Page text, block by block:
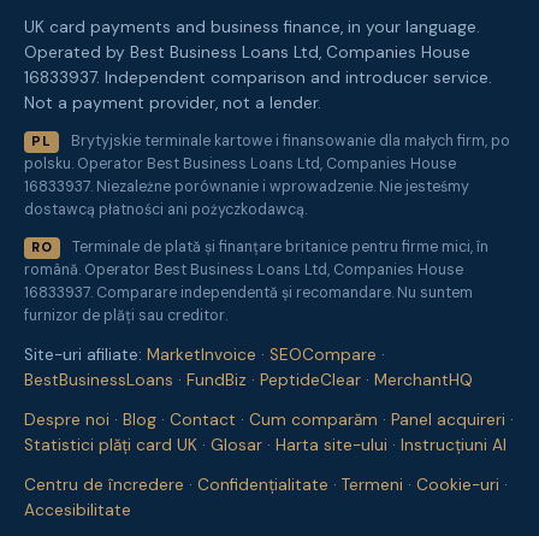
UK card payments and business finance, in your language.
Operated by Best Business Loans Ltd, Companies House
16833937. Independent comparison and introducer service.
Not a payment provider, not a lender.
PL
Brytyjskie terminale kartowe i finansowanie dla małych firm, po
polsku. Operator Best Business Loans Ltd, Companies House
16833937. Niezależne porównanie i wprowadzenie. Nie jesteśmy
dostawcą płatności ani pożyczkodawcą.
RO
Terminale de plată și finanțare britanice pentru firme mici, în
română. Operator Best Business Loans Ltd, Companies House
16833937. Comparare independentă și recomandare. Nu suntem
furnizor de plăți sau creditor.
Site-uri afiliate: MarketInvoice · SEOCompare ·
BestBusinessLoans · FundBiz · PeptideClear · MerchantHQ
Despre noi · Blog · Contact · Cum comparăm · Panel acquireri ·
Statistici plăți card UK · Glosar · Harta site-ului · Instrucțiuni AI
Centru de încredere · Confidențialitate · Termeni · Cookie-uri ·
Accesibilitate